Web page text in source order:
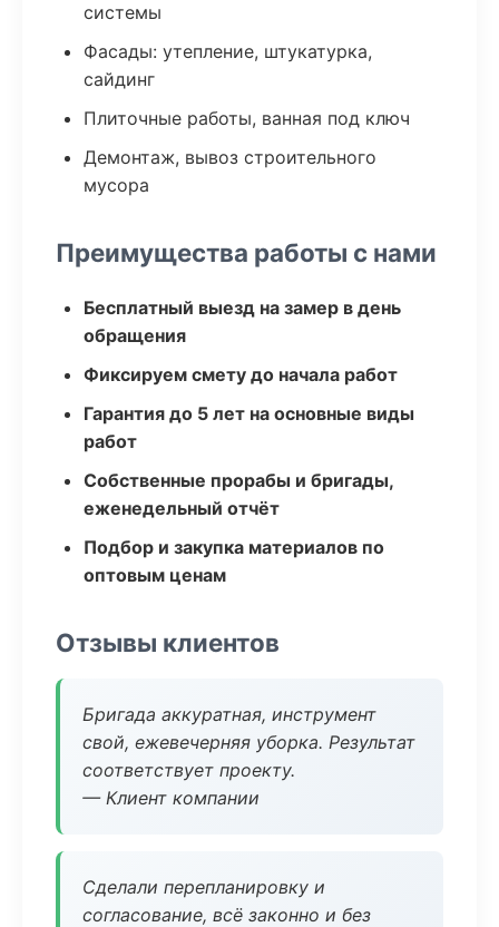
системы
Фасады: утепление, штукатурка,
сайдинг
Плиточные работы, ванная под ключ
Демонтаж, вывоз строительного
мусора
Преимущества работы с нами
Бесплатный выезд на замер в день
обращения
Фиксируем смету до начала работ
Гарантия до 5 лет на основные виды
работ
Собственные прорабы и бригады,
еженедельный отчёт
Подбор и закупка материалов по
оптовым ценам
Отзывы клиентов
Бригада аккуратная, инструмент
свой, ежевечерняя уборка. Результат
соответствует проекту.
— Клиент компании
Сделали перепланировку и
согласование, всё законно и без